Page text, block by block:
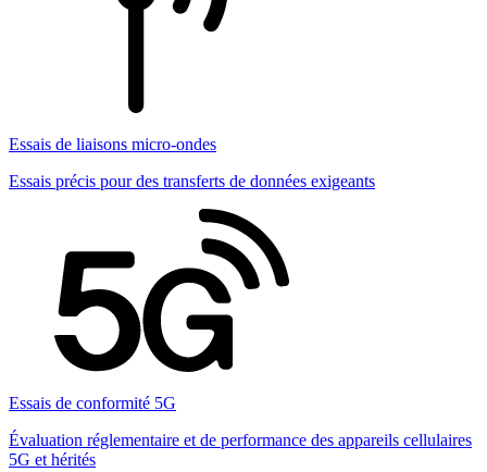
Essais de liaisons micro-ondes
Essais précis pour des transferts de données exigeants
Essais de conformité 5G
Évaluation réglementaire et de performance des appareils cellulaires
5G et hérités